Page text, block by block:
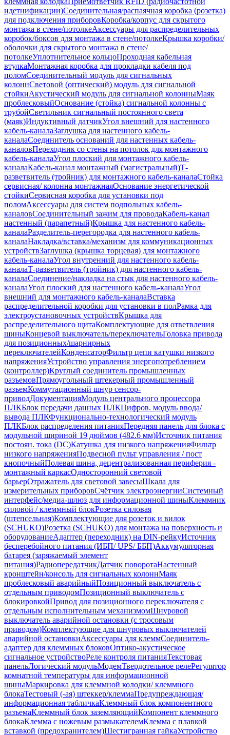
идетнификации)Соединительная/распаячная коробка (розетка)
для подключения приборовКоробка/корпус для скрытого
монтажа в стене/потолкеАксессуары для распределительных
коробок/боксов для монтажа в стене/потолкеКрышка коробки/
оболочки для скрытого монтажа в стене/
потолкеУплотнительное кольцоПроходная кабельная
втулкаМонтажная коробка для прокладки кабеля под
поломСоединительный модуль для сигнальных
колоннСветовой (оптический) модуль для сигнальной
стойкиАкустический модуль для сигнальной колонныМаяк
проблесковыйОснование (стойка) сигнальной колонны с
трубойСветильник сигнальный постоянного света
(маяк)Индуктивный датчикУгол внешний для настенного
кабель-каналаЗаглушка для настенного кабель-
каналаСоединитель оснований для настенных кабель-
каналовПереходник со стены на потолок для монтажного
кабель-каналаУгол плоский для монтажного кабель-
каналаКабель-канал монтажный (магистральный)Т-
разветвитель (тройник) для монтажного кабель-каналаСтойка
сервисная/ колонна монтажнаяОснование энергетической
стойкиСервисная коробка для установки под
поломАксессуары для систем подпольных кабель-
каналовСоединительный зажим для проводаКабель-канал
настенный (парапетный)Крышка для настенного кабель-
каналаРазделитель-перегородка для настенного кабель-
каналаНакладка/вставка/механизм для коммуникационных
устройствЗаглушка (крышка торцевая) для монтажного
кабель-каналаУгол внутренний для настенного кабель-
каналаТ-разветвитель (тройник) для настенного кабель-
каналаСоединение/накладка на стык для настенного кабель-
каналаУгол плоский для настенного кабель-каналаУгол
внешний для монтажного кабель-каналаВставка
распределительной коробки для установки в полРамка для
электроустановочных устройствКрышка для
распределительного щитаКомплектующие для ответвления
шиныКонцевой выключатель/переключательГоловка привода
для позиционных/шарнирных
переключателейКонденсаторФильтр цепи катушки низкого
напряженияУстройство управления энергопотреблением
(контроллер)Круглый соединитель промышленных
разъемовПрямоугольный штекерный промышленный
разъемКоммутационный шнур сенсор-
приводДокументацияМодуль центрального процессора
ПЛКБлок передачи данных ПЛКЦифров. модуль ввода/
вывода ПЛКФункционально-технологический модуль
ПЛКБлок распределения питанияПередняя панель для блока с
модульной шириной 19 дюймов (482.6 мм)Источник питания
постоян. тока (DC)Катушка для низкого напряженияФильтр
низкого напряженияПодвесной пульт управления / пост
кнопочныйПолевая шина, децентрализованная периферия -
монтажный каркасОдносторонний световой
барьерОтражатель для световой завесыШкала для
измерительных приборовСчётчик электроэнергииСистемный
интерфейс/медиа-шлюз для информационной шиныКлеммник
силовой / клеммный блокРозетка силовая
(штепсельная)Комплектующие для розеток и вилок
(SCHUKO)Розетка (SCHUKO) для монтажа на поверхность и
оборудованиеАдаптер (переходник) на DIN-рейкуИсточник
бесперебойного питания (ИБП/ UPS/ ББП)Аккумуляторная
батарея (заряжаемый элемент
питания)РадиопередатчикДатчик поворотаНастенный
кронштейн/консоль для сигнальных колоннМаяк
проблесковый аварийныйПозиционный выключатель с
отдельным приводомПозиционный выключатель с
блокировкойПривод для позиционного переключателя с
отдельным исполнительным механизмомШнуровой
выключатель аварийной остановки (с тросовым
приводом)Комплектующие для шнуровых выключателей
аварийной остановкиАксессуары для клеммСоединитель-
адаптер для клеммных блоковОптико-акустическое
сигнальное устройствоРеле контроля питанияТекстовая
панельЛогический модульМодемТвердотельное релеРегулятор
комнатной температуры для информационной
шиныМаркировка для клеммной колодки/ клеммного
блокаТестовый (-ая) штеккер/клеммаПредупреждающая/
информационная табличкаКлеммный блок компонентного
разъемаКлеммный блок заземляющийКомпонент клеммного
блокаКлемма с ножевым размыкателемКлемма с плавкой
вставкой (предохранителем)Шестигранная гайкаУстройство